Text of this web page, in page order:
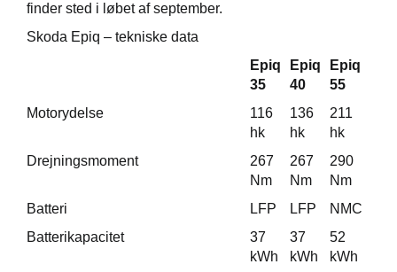
finder sted i løbet af september.
Skoda Epiq – tekniske data
Epiq
35
Epiq
40
Epiq
55
Motorydelse
116
hk
136
hk
211
hk
Drejningsmoment
267
Nm
267
Nm
290
Nm
Batteri
LFP LFP
NMC
Batterikapacitet
37
kWh
37
kWh
52
kWh